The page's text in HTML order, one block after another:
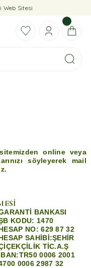
Web Sitesi
online veya
söyleyerek mail
BANKASI
KODU: 1470
NO: 629 87 32
SAHİBİ:ŞEHİR
TİC.A.Ş
0006 2001
0006 2987 32